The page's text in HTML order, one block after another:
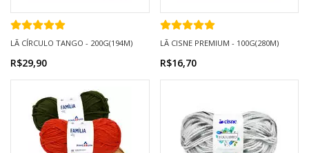
LÃ CÍRCULO TANGO - 200G(194M)
R$29,90
LÃ CISNE PREMIUM - 100G(280M)
R$16,70